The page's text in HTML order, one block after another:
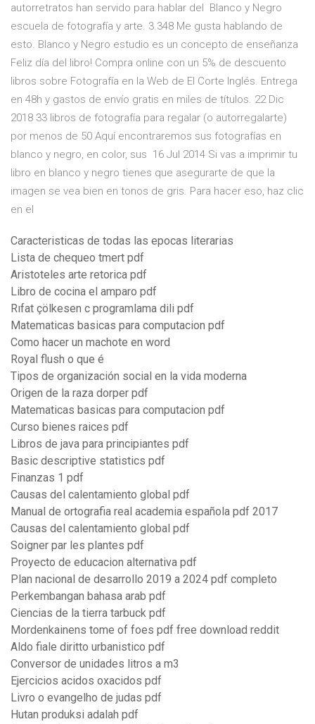
autorretratos han servido para hablar del Blanco y Negro
escuela de fotografía y arte. 3.348 Me gusta hablando de
esto. Blanco y Negro estudio es un concepto de enseñanza
Feliz día del libro! Compra online con un 5% de descuento
libros sobre Fotografía en la Web de El Corte Inglés. Entrega
en 48h y gastos de envío gratis en miles de títulos. 22 Dic
2018 33 libros de fotografía para regalar (o autorregalarte)
por menos de 50 Aquí encontraremos sus fotografías en
blanco y negro, en color, sus 16 Jul 2014 Si vas a imprimir tu
libro en blanco y negro tienes que asegurarte de que la
imagen se vea bien en tonos de gris. Para hacer eso, haz clic
en el
Caracteristicas de todas las epocas literarias
Lista de chequeo tmert pdf
Aristoteles arte retorica pdf
Libro de cocina el amparo pdf
Rıfat çölkesen c programlama dili pdf
Matematicas basicas para computacion pdf
Como hacer un machote en word
Royal flush o que é
Tipos de organización social en la vida moderna
Origen de la raza dorper pdf
Matematicas basicas para computacion pdf
Curso bienes raices pdf
Libros de java para principiantes pdf
Basic descriptive statistics pdf
Finanzas 1 pdf
Causas del calentamiento global pdf
Manual de ortografia real academia española pdf 2017
Causas del calentamiento global pdf
Soigner par les plantes pdf
Proyecto de educacion alternativa pdf
Plan nacional de desarrollo 2019 a 2024 pdf completo
Perkembangan bahasa arab pdf
Ciencias de la tierra tarbuck pdf
Mordenkainens tome of foes pdf free download reddit
Aldo fiale diritto urbanistico pdf
Conversor de unidades litros a m3
Ejercicios acidos oxacidos pdf
Livro o evangelho de judas pdf
Hutan produksi adalah pdf